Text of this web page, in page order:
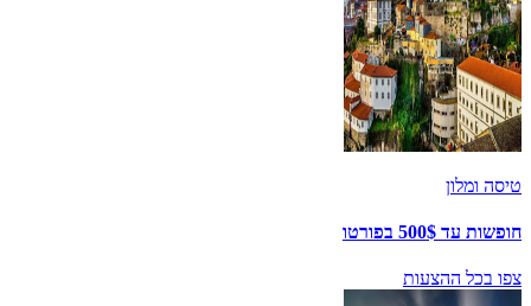
טיסה ומלון
חופשות עד 500$ בפורטו
צפו בכל ההצעות